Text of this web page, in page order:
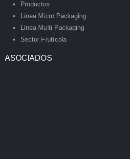
Productos
Línea Micro Packaging
Línea Multi Packaging
Sector Frutícola
ASOCIADOS